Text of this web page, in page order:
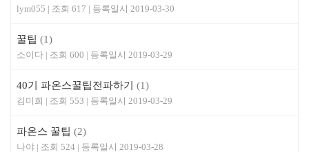
lym055 617 2019-03-30
꿀팁 (1)
소이다 600 2019-03-29
40기 파온스꿀팁전파하기 (1)
김미희 553 2019-03-29
파온스 꿀팁 (2)
나야 524 2019-03-28